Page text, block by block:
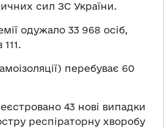
сил ЗС України.
одужало 33 968 осіб,
перебуває 60
43 нові випадки
респіраторну хворобу